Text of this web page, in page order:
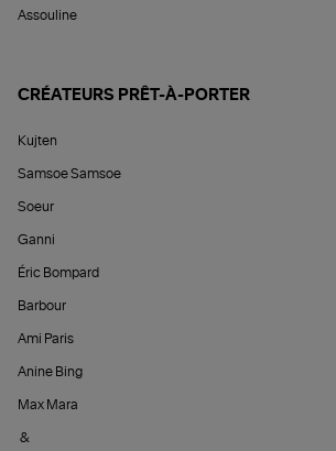
Assouline
CRÉATEURS PRÊT-À-PORTER
Kujten
Samsoe Samsoe
Soeur
Ganni
Éric Bompard
Barbour
Ami Paris
Anine Bing
Max Mara
&